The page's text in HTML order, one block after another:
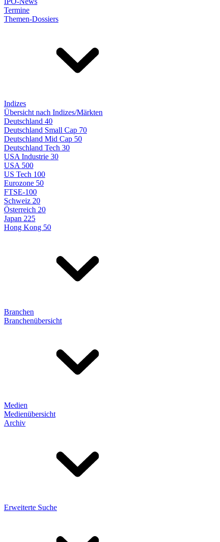
Termine
Themen-Dossiers
Indizes
Übersicht nach Indizes/Märkten
Deutschland 40
Deutschland Small Cap 70
Deutschland Mid Cap 50
Deutschland Tech 30
USA Industrie 30
USA 500
US Tech 100
Eurozone 50
FTSE-100
Schweiz 20
Österreich 20
Japan 225
Hong Kong 50
Branchen
Branchenübersicht
Medien
Medienübersicht
Archiv
Erweiterte Suche